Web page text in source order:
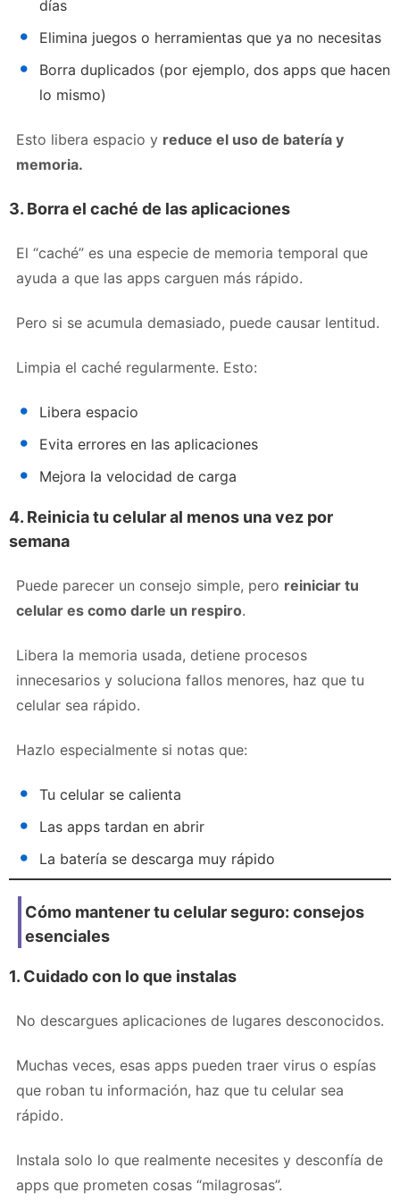
días
Elimina juegos o herramientas que ya no necesitas
Borra duplicados (por ejemplo, dos apps que hacen
lo mismo)
Esto libera espacio y reduce el uso de batería y
memoria.
3. Borra el caché de las aplicaciones
El “caché” es una especie de memoria temporal que
ayuda a que las apps carguen más rápido.
Pero si se acumula demasiado, puede causar lentitud.
Limpia el caché regularmente. Esto:
Libera espacio
Evita errores en las aplicaciones
Mejora la velocidad de carga
4. Reinicia tu celular al menos una vez por
semana
Puede parecer un consejo simple, pero reiniciar tu
celular es como darle un respiro.
Libera la memoria usada, detiene procesos
innecesarios y soluciona fallos menores, haz que tu
celular sea rápido.
Hazlo especialmente si notas que:
Tu celular se calienta
Las apps tardan en abrir
La batería se descarga muy rápido
Cómo mantener tu celular seguro: consejos
esenciales
1. Cuidado con lo que instalas
No descargues aplicaciones de lugares desconocidos.
Muchas veces, esas apps pueden traer virus o espías
que roban tu información, haz que tu celular sea
rápido.
Instala solo lo que realmente necesites y desconfía de
apps que prometen cosas “milagrosas”.